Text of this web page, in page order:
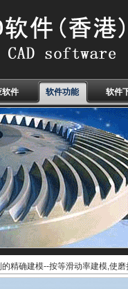
软件 软件功能 软件
精确建模--按等滑动率建模,使